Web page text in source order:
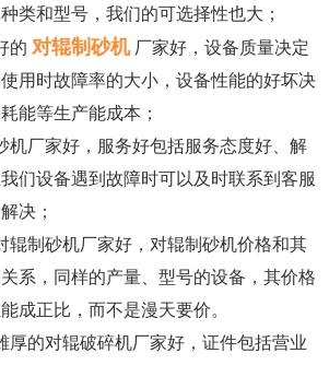
类和型号，我们的可选择性也大；
的 对辊制砂机 厂家好，设备质量决定
用时故障率的大小，设备性能的好坏决
能等生产能成本；
机厂家好，服务好包括服务态度好、解
们设备遇到故障时可以及时联系到客服
决；
辊制砂机厂家好，对辊制砂机价格和其
系，同样的产量、型号的设备，其价格
成正比，而不是漫天要价。
厚的对辊破碎机厂家好，证件包括营业